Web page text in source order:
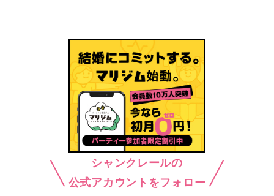
シャンクレールの
公式アカウントをフォロー